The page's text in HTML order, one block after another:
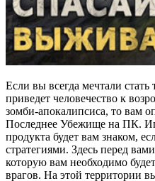
Если вы всегда мечтали
приведет человечество к
зомби-апокалипсиса, то вам
Последнее Убежище на ПК.
продукта будет вам знаком,
стратегиями. Здесь перед
которую вам необходимо
врагов. На этой территории